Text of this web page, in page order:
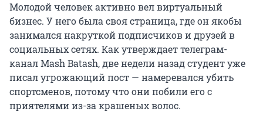
Молодой человек активно вел виртуальный
бизнес. У него была своя страница, где он якобы
занимался накруткой подписчиков и друзей в
социальных сетях. Как утверждает телеграм-
канал Mash Batash, две недели назад студент уже
писал угрожающий пост — намеревался убить
спортсменов, потому что они побили его с
приятелями из-за крашеных волос.